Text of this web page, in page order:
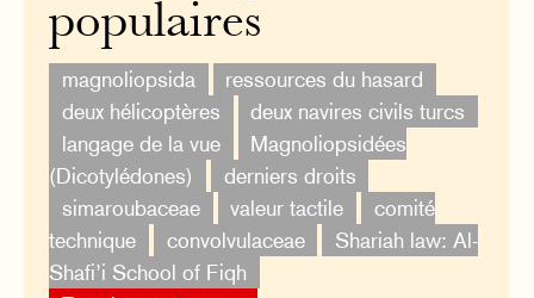
populaires
magnoliopsida
ressources du hasard
deux hélicoptères
deux navires civils turcs
langage de la vue
Magnoliopsidées
(Dicotylédones)
derniers droits
simaroubaceae
valeur tactile
comité
technique
convolvulaceae
Shariah law: Al-
Shafi’i School of Fiqh